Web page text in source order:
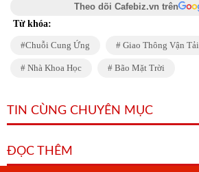
Theo dõi Cafebiz.vn trên
Từ khóa:
Chuỗi Cung Ứng Giao Thông Vận Tải
Nhà Khoa Học Bão Mặt Trời
TIN CÙNG CHUYÊN MỤC
ĐỌC THÊM